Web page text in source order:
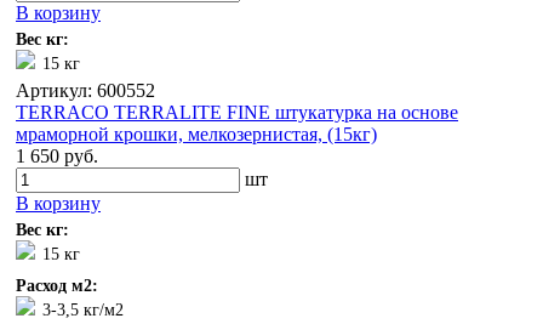
В корзину
Вес кг:
15 кг
Артикул: 600552
TERRACO TERRALITE FINE штукатурка на основе
мраморной крошки, мелкозернистая, (15кг)
1 650 руб.
шт
В корзину
Вес кг:
15 кг
Расход м2:
3-3,5 кг/м2